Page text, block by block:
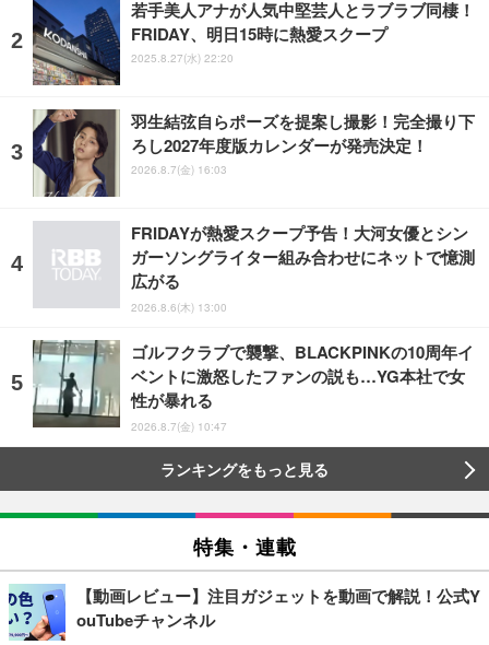
若手美人アナが人気中堅芸人とラブラブ同棲！
FRIDAY、明日15時に熱愛スクープ
2025.8.27(水) 22:20
羽生結弦自らポーズを提案し撮影！完全撮り下
ろし2027年度版カレンダーが発売決定！
2026.8.7(金) 16:03
FRIDAYが熱愛スクープ予告！大河女優とシン
ガーソングライター組み合わせにネットで憶測
広がる
2026.8.6(木) 13:00
ゴルフクラブで襲撃、BLACKPINKの10周年イ
ベントに激怒したファンの説も…YG本社で女
性が暴れる
2026.8.7(金) 10:47
ランキングをもっと見る
特集・連載
【動画レビュー】注目ガジェットを動画で解説！公式Y
ouTubeチャンネル